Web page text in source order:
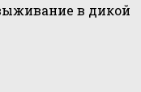
в дикой